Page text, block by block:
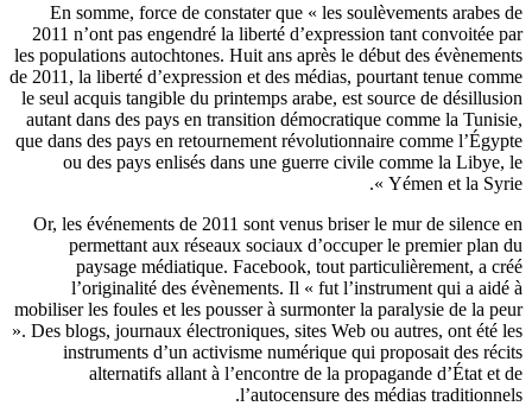
En somme, force de constater que « les soulèvements arabes
2011 n’ont pas engendré la liberté d’expression tant convoitée
les populations autochtones. Huit ans après le début des
de 2011, la liberté d’expression et des médias, pourtant tenue
le seul acquis tangible du printemps arabe, est source de
autant dans des pays en transition démocratique comme la
que dans des pays en retournement révolutionnaire comme
ou des pays enlisés dans une guerre civile comme la
Yémen et la
Or, les événements de 2011 sont venus briser le mur de silence
permettant aux réseaux sociaux d’occuper le premier plan
paysage médiatique. Facebook, tout particulièrement, a
l’originalité des évènements. Il « fut l’instrument qui a
mobiliser les foules et les pousser à surmonter la paralysie de la
». Des blogs, journaux électroniques, sites Web ou autres, ont été
instruments d’un activisme numérique qui proposait des
alternatifs allant à l’encontre de la propagande d’État et
l’autocensure des médias